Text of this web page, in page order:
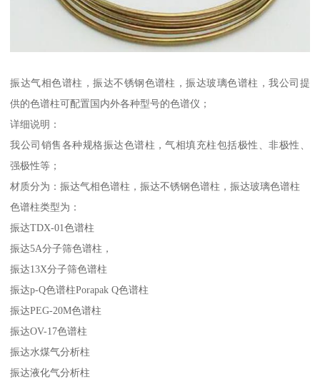
振达气相色谱柱，振达不锈钢色谱柱，振达玻璃色谱柱，我公司提
供的色谱柱可配置国内外各种型号的色谱仪；
详细说明：
我公司销售各种规格振达色谱柱，气相填充柱包括极性、非极性、
强极性等；
材质分为：振达气相色谱柱，振达不锈钢色谱柱，振达玻璃色谱柱
色谱柱类型为：
振达TDX-01色谱柱
振达5A分子筛色谱柱，
振达13X分子筛色谱柱
振达p-Q色谱柱Porapak Q色谱柱
振达PEG-20M色谱柱
振达OV-17色谱柱
振达水煤气分析柱
振达液化气分析柱